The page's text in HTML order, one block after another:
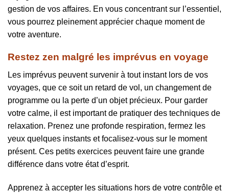
gestion de vos affaires. En vous concentrant sur l’essentiel,
vous pourrez pleinement apprécier chaque moment de
votre aventure.
Restez zen malgré les imprévus en voyage
Les imprévus peuvent survenir à tout instant lors de vos
voyages, que ce soit un retard de vol, un changement de
programme ou la perte d’un objet précieux. Pour garder
votre calme, il est important de pratiquer des techniques de
relaxation. Prenez une profonde respiration, fermez les
yeux quelques instants et focalisez-vous sur le moment
présent. Ces petits exercices peuvent faire une grande
différence dans votre état d’esprit.
Apprenez à accepter les situations hors de votre contrôle et